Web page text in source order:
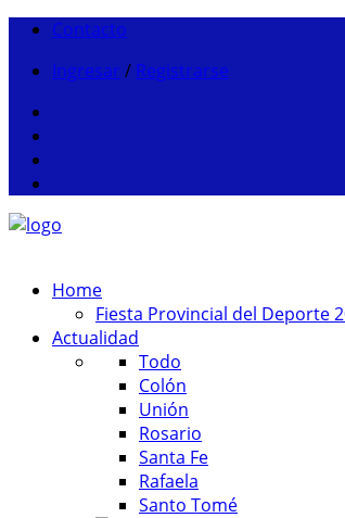
Contacto
Ingresar / Registrarse
Home
Fiesta Provincial del Deporte
Actualidad
Todo
Colón
Unión
Rosario
Santa Fe
Rafaela
Santo Tomé